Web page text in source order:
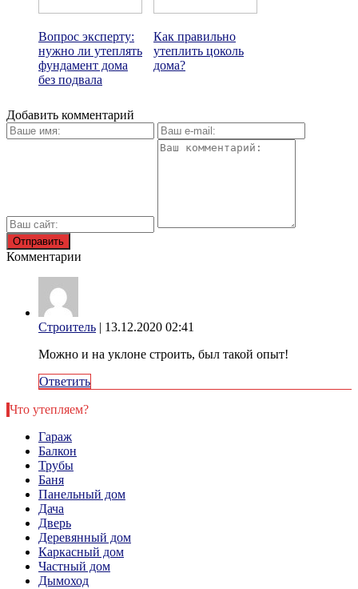
Вопрос эксперту:
нужно ли утеплять
фундамент дома
без подвала
Как правильно
утеплить цоколь
дома?
Добавить комментарий
Комментарии
Строитель | 13.12.2020 02:41
Можно и на уклоне строить, был такой опыт!
Ответить
Что утепляем?
Гараж
Балкон
Трубы
Баня
Панельный дом
Дача
Дверь
Деревянный дом
Каркасный дом
Частный дом
Дымоход